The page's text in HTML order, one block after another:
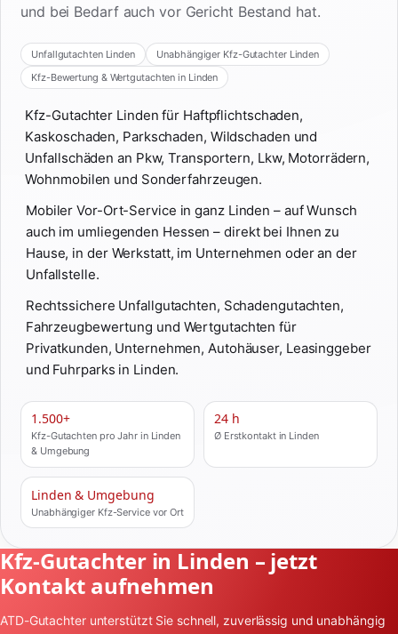
und bei Bedarf auch vor Gericht Bestand hat.
Unfallgutachten Linden
Unabhängiger Kfz-Gutachter Linden
Kfz-Bewertung & Wertgutachten in Linden
Kfz-Gutachter Linden für Haftpflichtschaden,
Kaskoschaden, Parkschaden, Wildschaden und
Unfallschäden an Pkw, Transportern, Lkw, Motorrädern,
Wohnmobilen und Sonderfahrzeugen.
Mobiler Vor-Ort-Service in ganz Linden – auf Wunsch
auch im umliegenden Hessen – direkt bei Ihnen zu
Hause, in der Werkstatt, im Unternehmen oder an der
Unfallstelle.
Rechtssichere Unfallgutachten, Schadengutachten,
Fahrzeugbewertung und Wertgutachten für
Privatkunden, Unternehmen, Autohäuser, Leasinggeber
und Fuhrparks in Linden.
1.500+
Kfz-Gutachten pro Jahr in Linden
& Umgebung
24 h
Ø Erstkontakt in Linden
Linden & Umgebung
Unabhängiger Kfz-Service vor Ort
Kfz-Gutachter in Linden – jetzt
Kontakt aufnehmen
ATD-Gutachter unterstützt Sie schnell, zuverlässig und unabhängig